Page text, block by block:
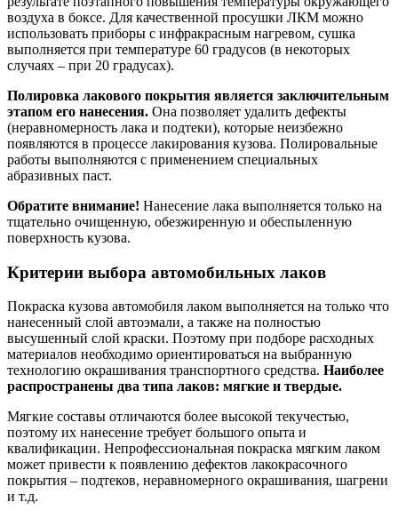
воздуха в боксе. Для качественной просушки ЛКМ можно
использовать приборы с инфракрасным нагревом, сушка
выполняется при температуре 60 градусов (в некоторых
случаях – при 20 градусах).
Полировка лакового покрытия является заключительным
этапом его нанесения. Она позволяет удалить дефекты
(неравномерность лака и подтеки), которые неизбежно
появляются в процессе лакирования кузова. Полировальные
работы выполняются с применением специальных
абразивных паст.
Обратите внимание! Нанесение лака выполняется только на
тщательно очищенную, обезжиренную и обеспыленную
поверхность кузова.
Критерии выбора автомобильных лаков
Покраска кузова автомобиля лаком выполняется на только что
нанесенный слой автоэмали, а также на полностью
высушенный слой краски. Поэтому при подборе расходных
материалов необходимо ориентироваться на выбранную
технологию окрашивания транспортного средства. Наиболее
распространены два типа лаков: мягкие и твердые.
Мягкие составы отличаются более высокой текучестью,
поэтому их нанесение требует большого опыта и
квалификации. Непрофессиональная покраска мягким лаком
может привести к появлению дефектов лакокрасочного
покрытия – подтеков, неравномерного окрашивания, шагрени
и т.д.